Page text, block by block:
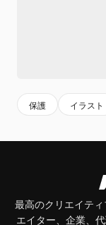
保護 イラスト
最高のクリエイテ
エイター、企業、